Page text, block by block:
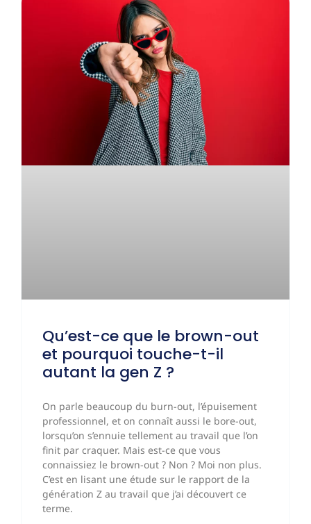
Qu’est-ce que le brown-out
et pourquoi touche-t-il
autant la gen Z ?
On parle beaucoup du burn-out, l’épuisement
professionnel, et on connaît aussi le bore-out,
lorsqu’on s’ennuie tellement au travail que l’on
finit par craquer. Mais est-ce que vous
connaissiez le brown-out ? Non ? Moi non plus.
C’est en lisant une étude sur le rapport de la
génération Z au travail que j’ai découvert ce
terme.